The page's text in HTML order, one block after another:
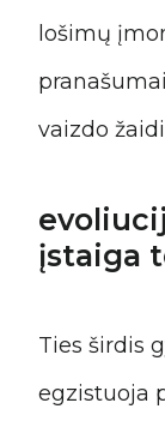
lošimų
vaizdo
įstaiga
Ties širdis
egzistuoja